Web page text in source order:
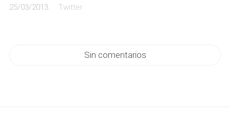
25/03/2013 Twitter
Sin comentarios